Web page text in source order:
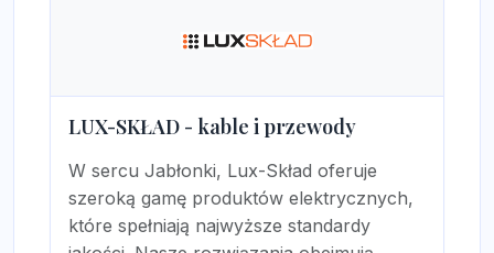
LUX-SKŁAD - kable i przewody
W sercu Jabłonki, Lux-Skład oferuje
szeroką gamę produktów elektrycznych,
które spełniają najwyższe standardy